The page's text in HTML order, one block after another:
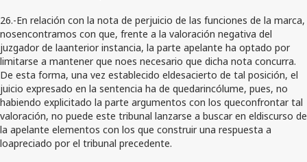
26.-En relación con la nota de perjuicio de las funciones de la marca,
nosencontramos con que, frente a la valoración negativa del
juzgador de laanterior instancia, la parte apelante ha optado por
limitarse a mantener que noes necesario que dicha nota concurra.
De esta forma, una vez establecido eldesacierto de tal posición, el
juicio expresado en la sentencia ha de quedarincólume, pues, no
habiendo explicitado la parte argumentos con los queconfrontar tal
valoración, no puede este tribunal lanzarse a buscar en eldiscurso de
la apelante elementos con los que construir una respuesta a
loapreciado por el tribunal precedente.